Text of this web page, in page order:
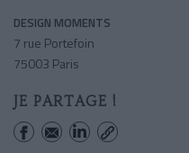
DESIGN MOMENTS
7 rue Portefoin
75003 Paris
JE PARTAGE !